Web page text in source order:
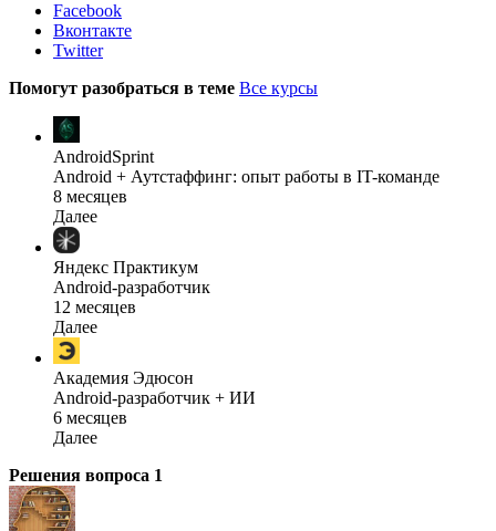
Facebook
Вконтакте
Twitter
Помогут разобраться в теме Все курсы
AndroidSprint
Android + Аутстаффинг: опыт работы в IT-команде
8 месяцев
Далее
Яндекс Практикум
Android-разработчик
12 месяцев
Далее
Академия Эдюсон
Android-разработчик + ИИ
6 месяцев
Далее
Решения вопроса 1